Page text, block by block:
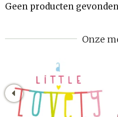
Geen producten
Onze